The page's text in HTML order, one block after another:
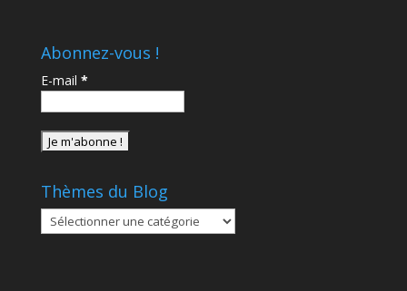
Abonnez-vous !
E-mail *
Thèmes du Blog
Thèmes
du